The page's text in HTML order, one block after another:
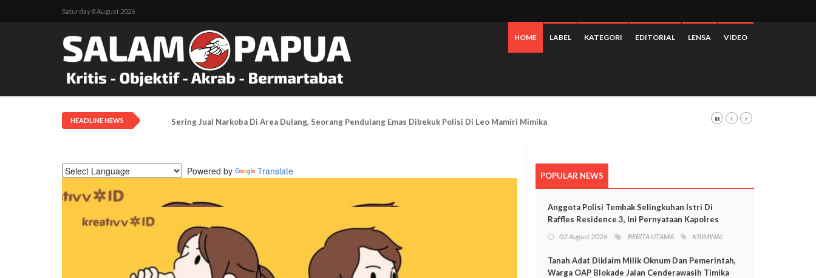
Saturday 8 August 2026
HOME LABEL KATEGORI EDITORIAL LENSA VIDEO
HEADLINE NEWS Pengadilan Negeri Timika Tanggapi Persoalan Sengketa Tanah Di SP2, Berikut Penjelasannya
Powered by Translate POPULAR NEWS
Anggota Polisi Tembak Selingkuhan Istri Di
Raffles Residence 3, Ini Pernyataan Kapolres
02 August 2026 BERITA UTAMA KRIMINAL
Tanah Adat Diklaim Milik Oknum Dan Pemerintah,
Warga OAP Blokade Jalan Cenderawasih Timika